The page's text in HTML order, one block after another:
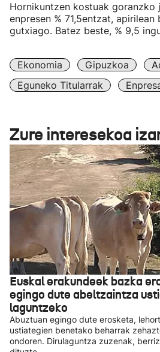
Hornikuntzen kostuak goranzko
enpresen % 71,5entzat, apirilean
gutxiago. Batez beste, % 9,5
Ekonomia Gipuzkoa
Eguneko Titularrak
Zure interesekoa
Euskal erakundeek bazka
egingo dute abeltzaintza
laguntzeko
Abuztuan egingo dute erosketa,
ustiategien benetako beharrak
ondoren. Dirulaguntza zuzenak,